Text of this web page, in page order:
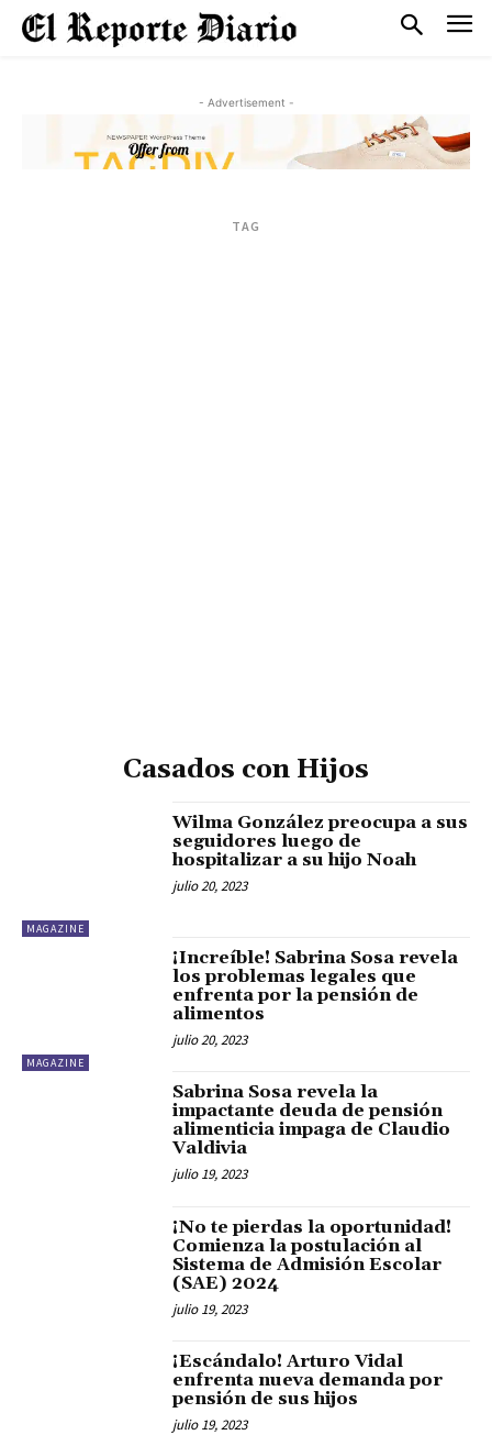
- Advertisement -
TAG
Casados con Hijos
MAGAZINE
Wilma González preocupa a sus
seguidores luego de
hospitalizar a su hijo Noah
julio 20, 2023
MAGAZINE
¡Increíble! Sabrina Sosa revela
los problemas legales que
enfrenta por la pensión de
alimentos
julio 20, 2023
Sabrina Sosa revela la
impactante deuda de pensión
alimenticia impaga de Claudio
Valdivia
julio 19, 2023
¡No te pierdas la oportunidad!
Comienza la postulación al
Sistema de Admisión Escolar
(SAE) 2024
julio 19, 2023
¡Escándalo! Arturo Vidal
enfrenta nueva demanda por
pensión de sus hijos
julio 19, 2023